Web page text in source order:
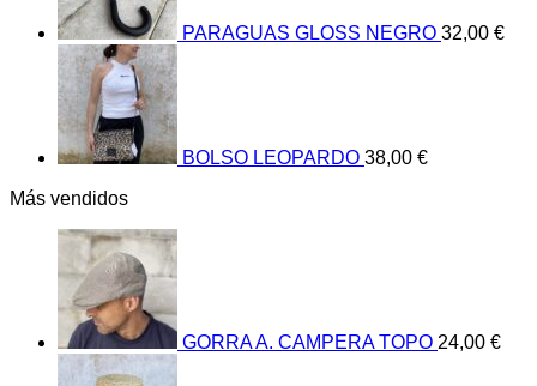
PARAGUAS GLOSS NEGRO 32,00 €
BOLSO LEOPARDO 38,00 €
Más vendidos
GORRA A. CAMPERA TOPO 24,00 €